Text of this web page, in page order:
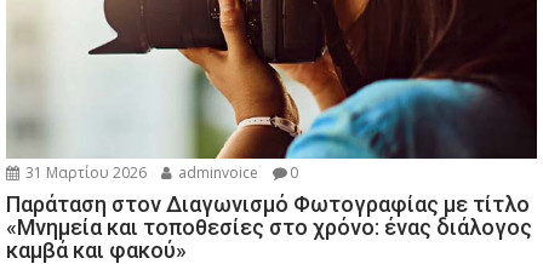
31 Μαρτίου 2026 adminvoice 0
Παράταση στον Διαγωνισμό Φωτογραφίας με τίτλο
«Μνημεία και τοποθεσίες στο χρόνο: ένας διάλογος
καμβά και φακού»